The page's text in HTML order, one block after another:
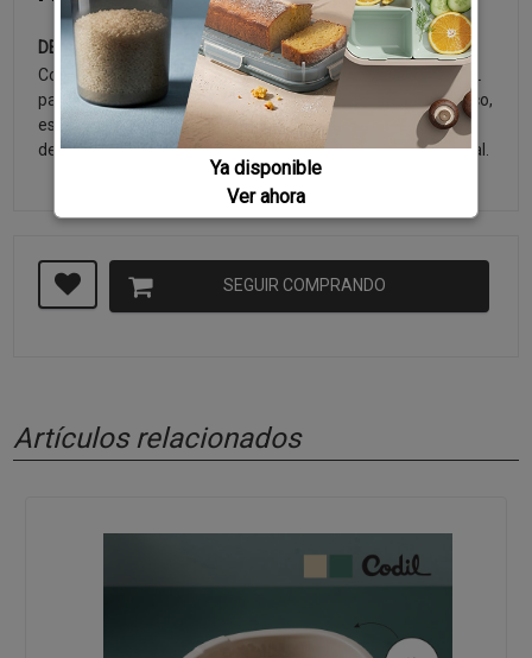
DESCRIPCIÓN
Comedero Mini Pet, 110 x 110 x 42 mm, comedero de 0,28L
para perros de tamaño pequeño a mediano y gatos; práctico,
estable y funcional para servir agua o pienso, evitando
desperdicios; resistente y fácil de limpiar; Hecho en Portugal.
SEGUIR COMPRANDO
Artículos relacionados
Ya disponible
Ver ahora